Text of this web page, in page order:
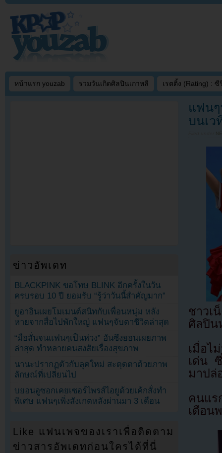
หน้าแรก youzab รวมวันเกิดศิลปินเกาหลี เรตติ้ง (Rating) : ซี
แฟน
บนเว
ชาวเ
ศิลปิน
เมื่อไ
เด่น
มาปล่
คนแร
เดือน
ข่าวอัพเดท
BLACKPINK ขอโทษ BLINK อีกครั้งในวัน
ครบรอบ 10 ปี ยอมรับ “รู้ว่าวันนี้สำคัญมาก”
ยูอาอินเผยโมเมนต์สนิทกับเพื่อนหนุ่ม หลัง
หายจากสื่อไปพักใหญ่ แฟนๆจับตาชีวิตล่าสุด
“มือสั่นจนแฟนๆเป็นห่วง” ฮันซึงยอนเผยภาพ
ล่าสุด ทำหลายคนสงสัยเรื่องสุขภาพ
นานะปรากฏตัวกับลุคใหม่ สะดุดตาด้วยภาพ
ลักษณ์ที่เปลี่ยนไป
บยอนอูซอกเคยเซอร์ไพรส์ไอยูด้วยเค้กสั่งทำ
พิเศษ แฟนๆเพิ่งสังเกตหลังผ่านมา 3 เดือน
Like แฟนเพจของเราเพื่อติดตาม
ข่าวสารอัพเดทก่อนใครได้ที่นี่